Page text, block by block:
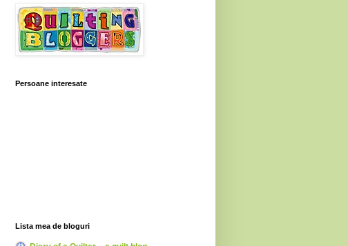
Persoane interesate
Lista mea de bloguri